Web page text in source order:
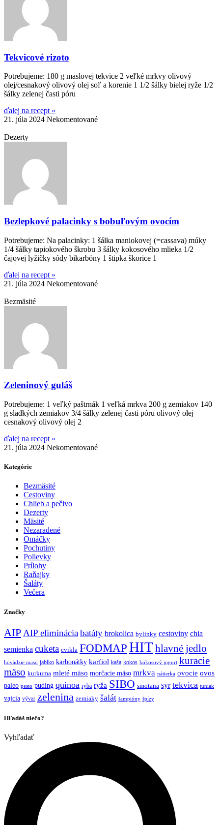
Tekvicové rizoto
Potrebujeme: 180 g maslovej tekvice 2 veľké mrkvy olivový
olej/cesnakový olivový olej soľ a korenie 1 1/2 šálky bielej ryže 1/2
šálky zelenej časti póru
ďalej na recept »
21. júla 2024 Nekomentované
Dezerty
Bezlepkové palacinky s bobuľovým ovocím
Potrebujeme: Na palacinky: 1 šálka maniokovej (=cassava) múky
1/4 šálky tapiokového škrobu 3 šálky kokosového mlieka 1/2
čajovej lyžičky sódy bikarbóny 1 štipka škorice 1
ďalej na recept »
21. júla 2024 Nekomentované
Bezmäsité
Zeleninový guláš
Potrebujeme: 1 veľký paštrnák 1 veľká mrkva 200 g zemiakov 140
g sladkých zemiakov 3/4 šálky zelenej časti póru olivový olej
cesnakový olivový olej 2
ďalej na recept »
21. júla 2024 Nekomentované
Kategórie
Bezmäsité
Cestoviny
Chlieb a pečivo
Dezerty
Mäsité
Nezaradené
Omáčky
Pochutiny
Polievky
Prílohy
Raňajky
Šaláty
Večera
Značky
AIP AIP elimináciabatáty brokolica bylinky cestoviny chia
semienka cuketa cvikla FODMAP HIThlavné jedlo
hovädzie mäso jablko karbonátky karfiol kaša kokos kokosový jogurt kuracie
mäso kurkuma mleté mäso morčacie mäso mrkva nátierka ovocie ovos
paleo pesto puding quinoa ryba ryža SIBO smotana syr tekvica tuniak
vajcia vývar zelenina zemiaky šalát šampióny špízy
Hľadáš niečo?
Vyhľadať